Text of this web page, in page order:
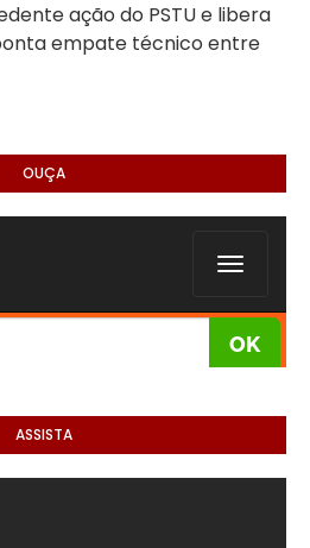
ação do PSTU e libera
empate técnico entre
OUÇA
ASSISTA